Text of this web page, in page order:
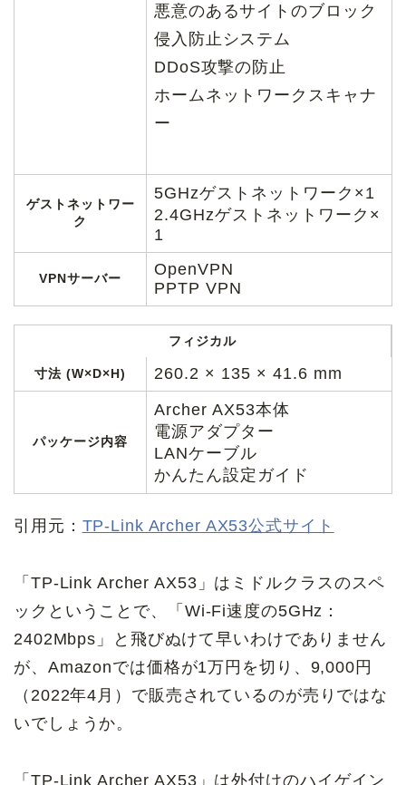
悪意のあるサイトのブロック
侵入防止システム
DDoS攻撃の防止
ホームネットワークスキャナ
ー
ゲストネットワー
ク
5GHzゲストネットワーク×1
2.4GHzゲストネットワーク×
1
VPNサーバー
OpenVPN
PPTP VPN
フィジカル
寸法 (W×D×H) 260.2 × 135 × 41.6 mm
パッケージ内容
Archer AX53本体
電源アダプター
LANケーブル
かんたん設定ガイド
引用元： TP-Link Archer AX53公式サイト
「TP-Link Archer AX53」はミドルクラスのスペ
ックということで、「Wi-Fi速度の5GHz：
2402Mbps」と飛びぬけて早いわけでありません
が、Amazonでは価格が1万円を切り、9,000円
（2022年4月）で販売されているのが売りではな
いでしょうか。
「TP-Link Archer AX53」は外付けのハイゲイン